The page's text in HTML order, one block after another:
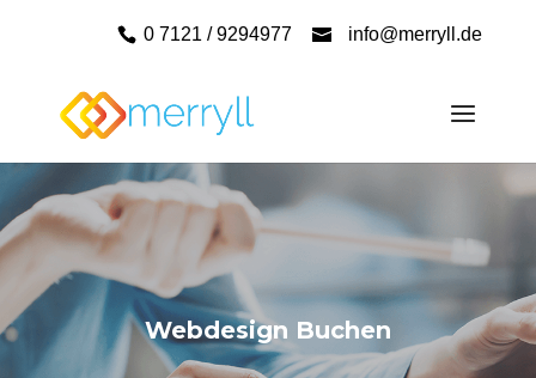
0 7121 / 9294977 info@merryll.de
Webdesign Buchen